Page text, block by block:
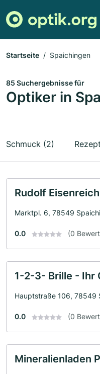
Startseite Spaichingen
85 Suchergebnisse für
Optiker in
Schmuck (2)
Rudolf Eisenreich
Marktpl. 6, 78549
0.0 (0
1-2-3- Brille - Ihr
Hauptstraße 106, 78549
0.0 (0
Mineralienladen